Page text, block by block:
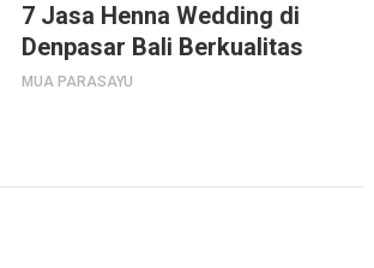
7 Jasa Henna Wedding di
Denpasar Bali Berkualitas
MUA PARASAYU